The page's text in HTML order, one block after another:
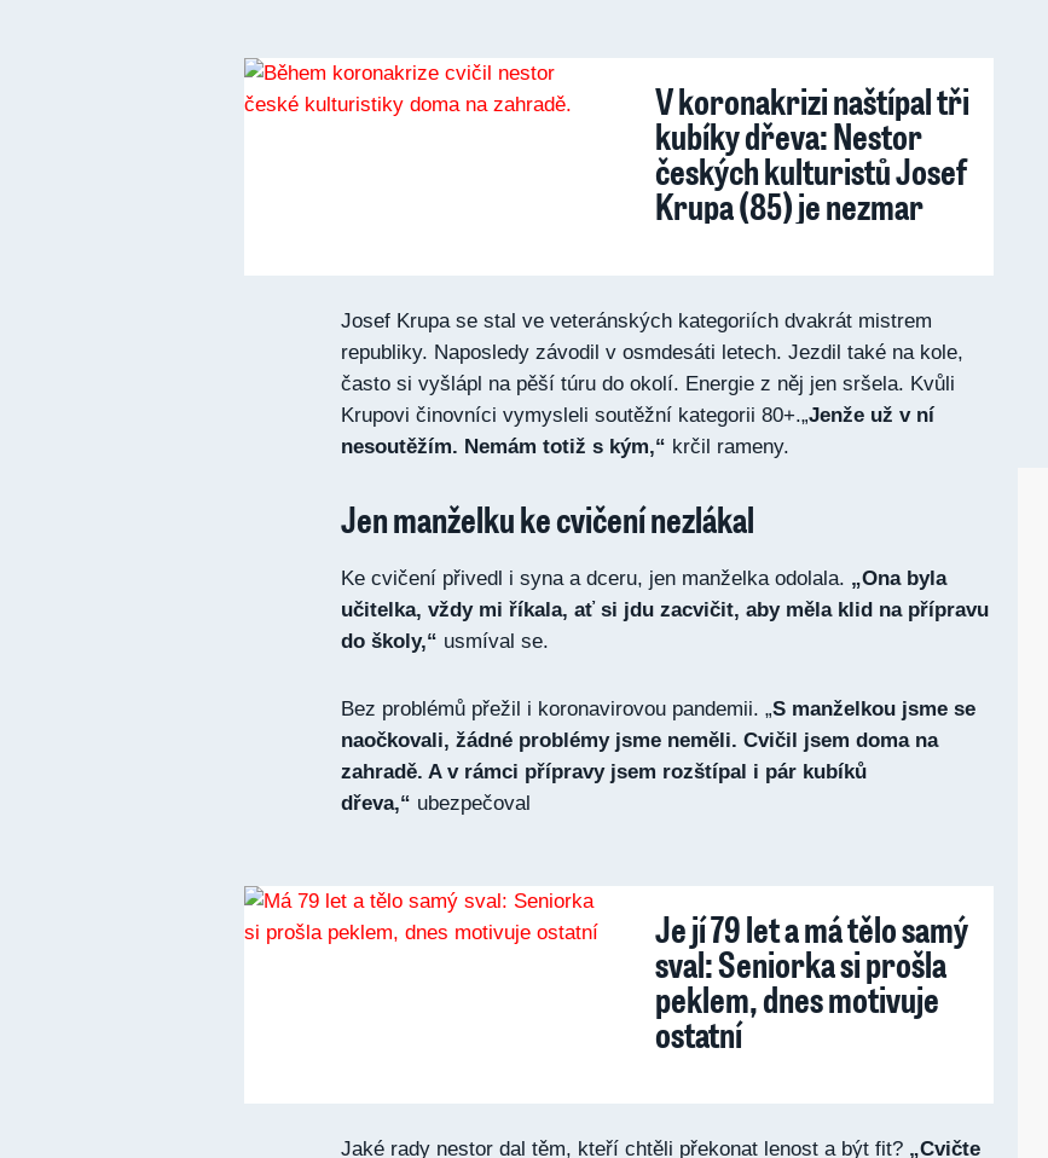
V koronakrizi naštípal tři
kubíky dřeva: Nestor
českých kulturistů Josef
Krupa (85) je nezmar
Josef Krupa se stal ve veteránských kategoriích dvakrát mistrem
republiky. Naposledy závodil v osmdesáti letech. Jezdil také na kole,
často si vyšlápl na pěší túru do okolí. Energie z něj jen sršela. Kvůli
Krupovi činovníci vymysleli soutěžní kategorii 80+.„Jenže už v ní
nesoutěžím. Nemám totiž s kým,“ krčil rameny.
Jen manželku ke cvičení nezlákal
Ke cvičení přivedl i syna a dceru, jen manželka odolala. „Ona byla
učitelka, vždy mi říkala, ať si jdu zacvičit, aby měla klid na přípravu
do školy,“ usmíval se.
Bez problémů přežil i koronavirovou pandemii. „S manželkou jsme se
naočkovali, žádné problémy jsme neměli. Cvičil jsem doma na
zahradě. A v rámci přípravy jsem rozštípal i pár kubíků
dřeva,“ ubezpečoval
Je jí 79 let a má tělo samý
sval: Seniorka si prošla
peklem, dnes motivuje
ostatní
Jaké rady nestor dal těm, kteří chtěli překonat lenost a být fit? „Cvičte